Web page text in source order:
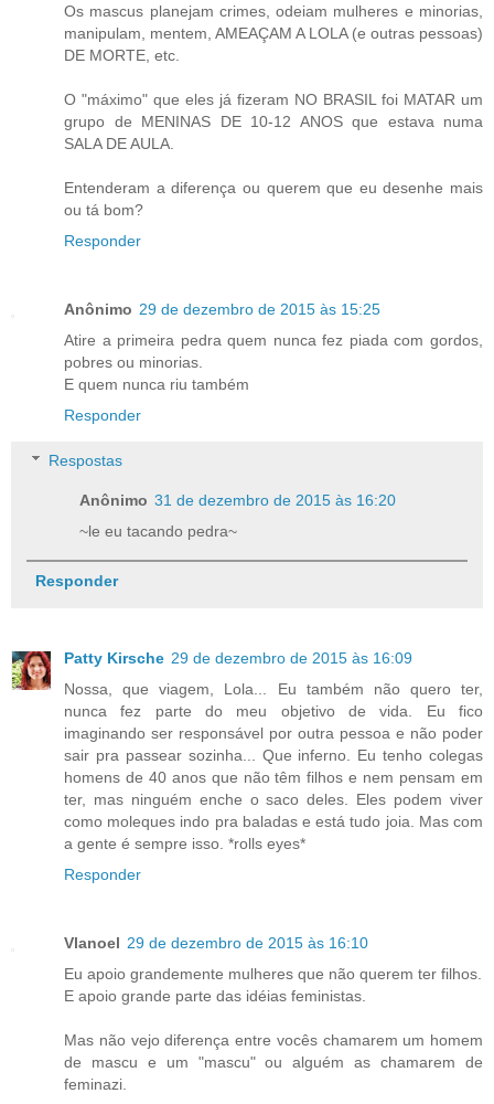
Os mascus planejam crimes, odeiam mulheres e minorias,
manipulam, mentem, AMEAÇAM A LOLA (e outras pessoas)
DE MORTE, etc.
O "máximo" que eles já fizeram NO BRASIL foi MATAR um
grupo de MENINAS DE 10-12 ANOS que estava numa
SALA DE AULA.
Entenderam a diferença ou querem que eu desenhe mais
ou tá bom?
Responder
Anônimo 29 de dezembro de 2015 às 15:25
Atire a primeira pedra quem nunca fez piada com gordos,
pobres ou minorias.
E quem nunca riu também
Responder
Respostas
Anônimo 31 de dezembro de 2015 às 16:20
~le eu tacando pedra~
Responder
Patty Kirsche 29 de dezembro de 2015 às 16:09
Nossa, que viagem, Lola... Eu também não quero ter,
nunca fez parte do meu objetivo de vida. Eu fico
imaginando ser responsável por outra pessoa e não poder
sair pra passear sozinha... Que inferno. Eu tenho colegas
homens de 40 anos que não têm filhos e nem pensam em
ter, mas ninguém enche o saco deles. Eles podem viver
como moleques indo pra baladas e está tudo joia. Mas com
a gente é sempre isso. *rolls eyes*
Responder
Vlanoel 29 de dezembro de 2015 às 16:10
Eu apoio grandemente mulheres que não querem ter filhos.
E apoio grande parte das idéias feministas.
Mas não vejo diferença entre vocês chamarem um homem
de mascu e um "mascu" ou alguém as chamarem de
feminazi.